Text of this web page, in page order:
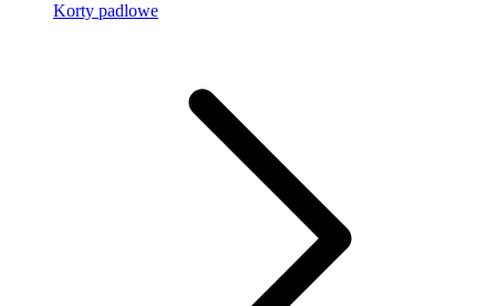
Korty padlowe